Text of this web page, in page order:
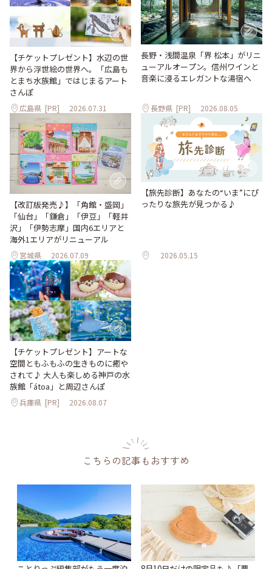
【チケットプレゼント】水辺の世
界から浮世絵の世界へ。「広島も
とまち水族館」ではじまるアート
さんぽ
広島県 [PR] 2026.07.31
長野・浅間温泉「界 松本」がリニ
ューアルオープン。信州ワインと
音楽に浸るエレガントな湯宿へ
長野県 [PR] 2026.08.05
【改訂版発売♪】「角館・盛岡」
「仙台」「鎌倉」「伊豆」「軽井
沢」「伊勢志摩」国内6エリアと
海外1エリアがリニューアル
宮城県 2026.07.09
【旅先診断】あなたの“いま”にぴ
ったりな旅先が見つかる♪
2026.05.15
【チケットプレゼント】アートな
空間ともふもふの生きものに癒や
されて♪ 大人も楽しめる神戸の水
族館「átoa」と周辺さんぽ
兵庫県 [PR] 2026.08.07
こちらの記事もおすすめ